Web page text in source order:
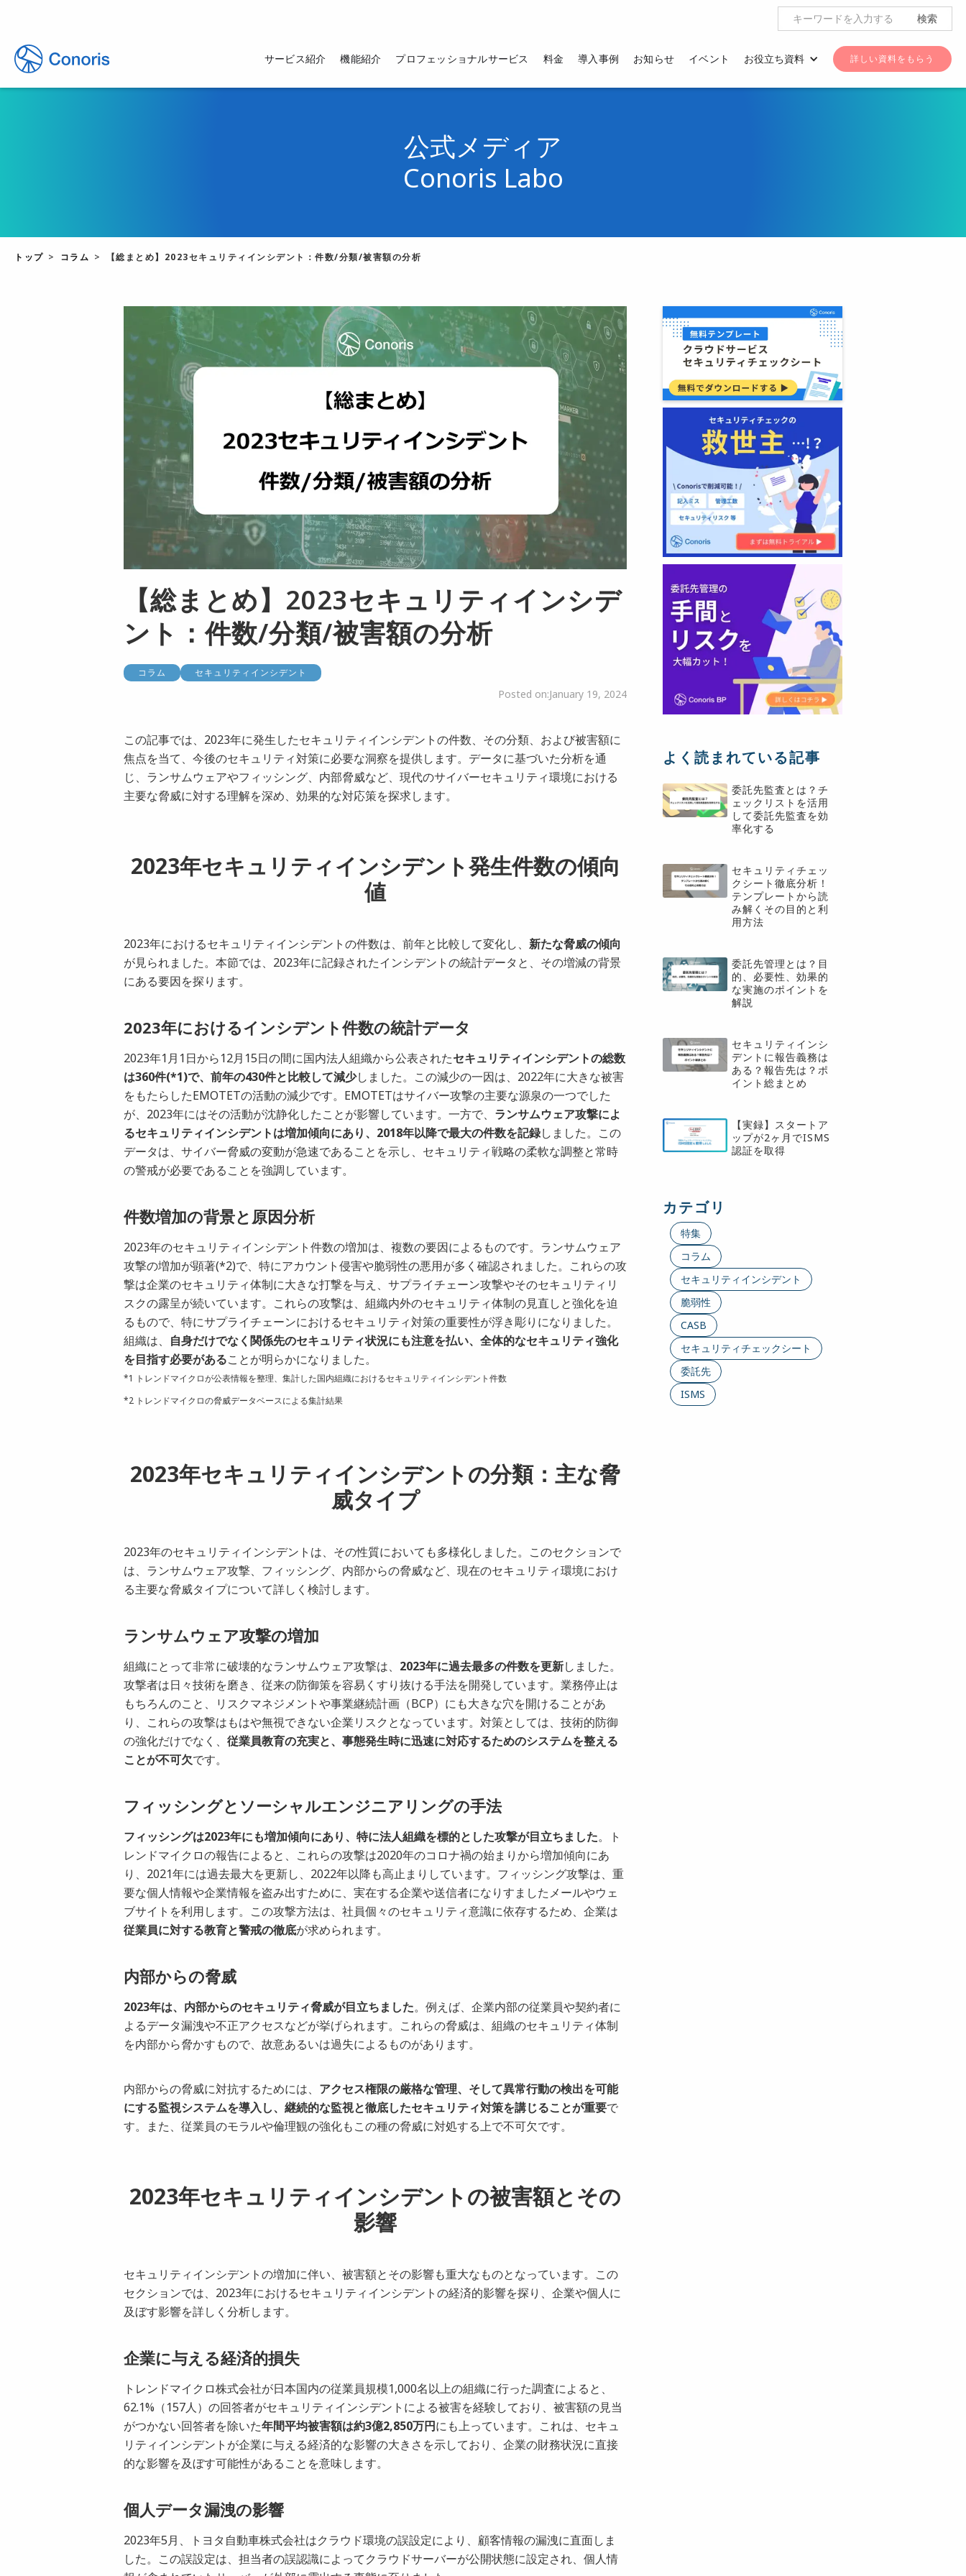
サービス紹介 機能紹介 プロフェッショナルサービス 料金 導入事例 お知らせ イベント お役立ち資料 詳しい資料をもらう
公式メディア
Conoris Labo
トップ コラム 【総まとめ】2023セキュリティインシデント：件数/分類/被害額の分析
【総まとめ】2023セキュリティインシデ
ント：件数/分類/被害額の分析
コラム セキュリティインシデント
Posted on:January 19, 2024
この記事では、2023年に発生したセキュリティインシデントの件数、その分類、および被害額に
焦点を当て、今後のセキュリティ対策に必要な洞察を提供します。データに基づいた分析を通
じ、ランサムウェアやフィッシング、内部脅威など、現代のサイバーセキュリティ環境における
主要な脅威に対する理解を深め、効果的な対応策を探求します。
2023年セキュリティインシデント発生件数の傾向
値
2023年におけるセキュリティインシデントの件数は、前年と比較して変化し、 新たな脅威の傾向
が見られました。本節では、2023年に記録されたインシデントの統計データと、その増減の背景
にある要因を探ります。
2023年におけるインシデント件数の統計データ
2023年1月1日から12月15日の間に国内法人組織から公表されたセキュリティインシデントの総数
は360件(*1)で、前年の430件と比較して減少しました。この減少の一因は、2022年に大きな被害
をもたらしたEMOTETの活動の減少です。EMOTETはサイバー攻撃の主要な源泉の一つでした
が、2023年にはその活動が沈静化したことが影響しています。一方で、 ランサムウェア攻撃によ
るセキュリティインシデントは増加傾向にあり、2018年以降で最大の件数を記録しました。この
データは、サイバー脅威の変動が急速であることを示し、セキュリティ戦略の柔軟な調整と常時
の警戒が必要であることを強調しています。
件数増加の背景と原因分析
2023年のセキュリティインシデント件数の増加は、複数の要因によるものです。ランサムウェア
攻撃の増加が顕著(*2)で、特にアカウント侵害や脆弱性の悪用が多く確認されました。これらの攻
撃は企業のセキュリティ体制に大きな打撃を与え、サプライチェーン攻撃やそのセキュリティリ
スクの露呈が続いています。これらの攻撃は、組織内外のセキュリティ体制の見直しと強化を迫
るもので、特にサプライチェーンにおけるセキュリティ対策の重要性が浮き彫りになりました。
組織は、 自身だけでなく関係先のセキュリティ状況にも注意を払い、全体的なセキュリティ強化
を目指す必要があることが明らかになりました。
*1 トレンドマイクロが公表情報を整理、集計した国内組織におけるセキュリティインシデント件数
*2 トレンドマイクロの脅威データベースによる集計結果
2023年セキュリティインシデントの分類：主な脅
威タイプ
2023年のセキュリティインシデントは、その性質においても多様化しました。このセクションで
は、ランサムウェア攻撃、フィッシング、内部からの脅威など、現在のセキュリティ環境におけ
る主要な脅威タイプについて詳しく検討します。
ランサムウェア攻撃の増加
組織にとって非常に破壊的なランサムウェア攻撃は、 2023年に過去最多の件数を更新しました。
攻撃者は日々技術を磨き、従来の防御策を容易くすり抜ける手法を開発しています。業務停止は
もちろんのこと、リスクマネジメントや事業継続計画（BCP）にも大きな穴を開けることがあ
り、これらの攻撃はもはや無視できない企業リスクとなっています。対策としては、技術的防御
の強化だけでなく、 従業員教育の充実と、事態発生時に迅速に対応するためのシステムを整える
ことが不可欠です。
フィッシングとソーシャルエンジニアリングの手法
フィッシングは2023年にも増加傾向にあり、特に法人組織を標的とした攻撃が目立ちました。ト
レンドマイクロの報告によると、これらの攻撃は2020年のコロナ禍の始まりから増加傾向にあ
り、2021年には過去最大を更新し、2022年以降も高止まりしています。フィッシング攻撃は、重
要な個人情報や企業情報を盗み出すために、実在する企業や送信者になりすましたメールやウェ
ブサイトを利用します。この攻撃方法は、社員個々のセキュリティ意識に依存するため、企業は
従業員に対する教育と警戒の徹底が求められます。
内部からの脅威
2023年は、内部からのセキュリティ脅威が目立ちました。例えば、企業内部の従業員や契約者に
よるデータ漏洩や不正アクセスなどが挙げられます。これらの脅威は、組織のセキュリティ体制
を内部から脅かすもので、故意あるいは過失によるものがあります。
内部からの脅威に対抗するためには、 アクセス権限の厳格な管理、そして異常行動の検出を可能
にする監視システムを導入し、継続的な監視と徹底したセキュリティ対策を講じることが重要で
す。また、従業員のモラルや倫理観の強化もこの種の脅威に対処する上で不可欠です。
2023年セキュリティインシデントの被害額とその
影響
セキュリティインシデントの増加に伴い、被害額とその影響も重大なものとなっています。この
セクションでは、2023年におけるセキュリティインシデントの経済的影響を探り、企業や個人に
及ぼす影響を詳しく分析します。
企業に与える経済的損失
トレンドマイクロ株式会社が日本国内の従業員規模1,000名以上の組織に行った調査によると、
62.1%（157人）の回答者がセキュリティインシデントによる被害を経験しており、被害額の見当
がつかない回答者を除いた年間平均被害額は約3億2,850万円にも上っています。これは、セキュ
リティインシデントが企業に与える経済的な影響の大きさを示しており、企業の財務状況に直接
的な影響を及ぼす可能性があることを意味します。
個人データ漏洩の影響
2023年5月、トヨタ自動車株式会社はクラウド環境の誤設定により、顧客情報の漏洩に直面しま
した。この誤設定は、担当者の誤認識によってクラウドサーバーが公開状態に設定され、個人情
よく読まれている記事
委託先監査とは？チ
ェックリストを活用
して委託先監査を効
率化する
セキュリティチェッ
クシート徹底分析！
テンプレートから読
み解くその目的と利
用方法
委託先管理とは？目
的、必要性、効果的
な実施のポイントを
解説
セキュリティインシ
デントに報告義務は
ある？報告先は？ポ
イント総まとめ
【実録】スタートア
ップが2ヶ月でISMS
認証を取得
カテゴリ
特集
コラム
セキュリティインシデント
脆弱性
CASB
セキュリティチェックシート
委託先
ISMS